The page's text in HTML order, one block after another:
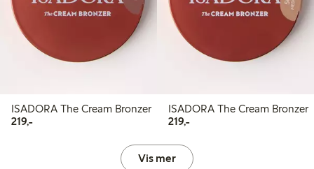
ISADORA The Cream Bronzer
219,-219,00 kr
ISADORA The Cream Bronzer
219,-219,00 kr
Vis mer